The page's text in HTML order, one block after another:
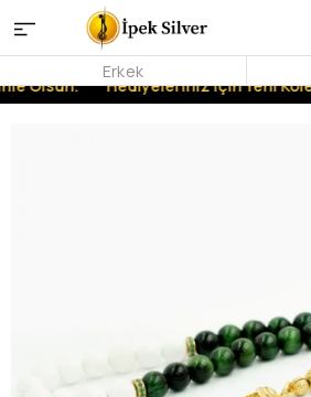
Olsun. Hediyeleriniz İçin Yeni
Erkek